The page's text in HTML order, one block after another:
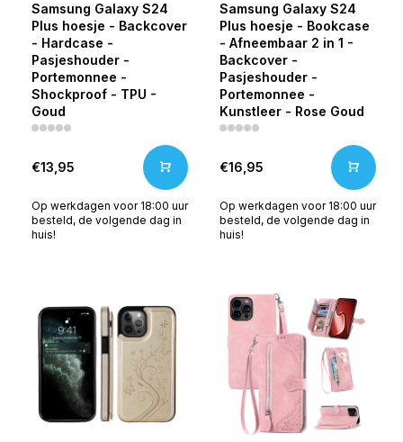
Samsung Galaxy S24
Plus hoesje - Backcover
- Hardcase -
Pasjeshouder -
Portemonnee -
Shockproof - TPU -
Goud
€13,95
Op werkdagen voor 18:00 uur
besteld, de volgende dag in
huis!
Samsung Galaxy S24
Plus hoesje - Bookcase
- Afneembaar 2 in 1 -
Backcover -
Pasjeshouder -
Portemonnee -
Kunstleer - Rose Goud
€16,95
Op werkdagen voor 18:00 uur
besteld, de volgende dag in
huis!